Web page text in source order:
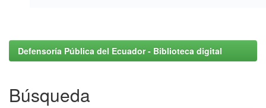
Defensoría Pública del Ecuador - Biblioteca digital
Búsqueda